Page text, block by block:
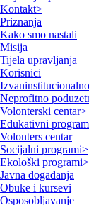
Kontakt>
Priznanja
Kako smo nastali
Misija
Tijela upravljanja
Korisnici
Neprofitno
Volonterski centar>
Edukativni
Volonters centar
Socijalni programi>
Ekološki programi>
Javna događanja
Obuke i kursevi
Osposobljavanje